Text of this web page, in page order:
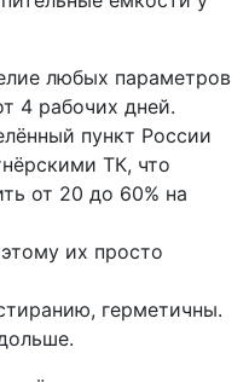
любых параметров
4 рабочих дней.
пункт России
ТК, что
от 20 до 60% на
их просто
герметичны.